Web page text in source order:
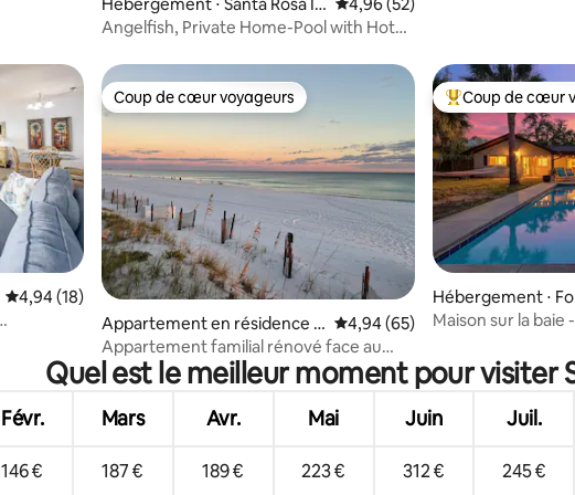
and
Angelfish, Private Home-Pool with Hot
Évaluation moyenne sur la base de 18 commentaires : 4,94 sur 5
4,94 (18)
Coup de cœur voyageurs
Coup de cœur voyageurs
Appartement en résidence ⋅
Santa Rosa Island
Évaluation moyenne sur la
4,94 (65)
Appartement familial rénové face au
golfe !
Coups de cœur
Coup de cœur
Hébergement ⋅
Beach
Maison sur la baie
Quel est le meilleur moment pour visiter
Févr. Mars Avr. Mai Juin Juil.
146 € 187 € 189 € 223 € 312 € 245 €